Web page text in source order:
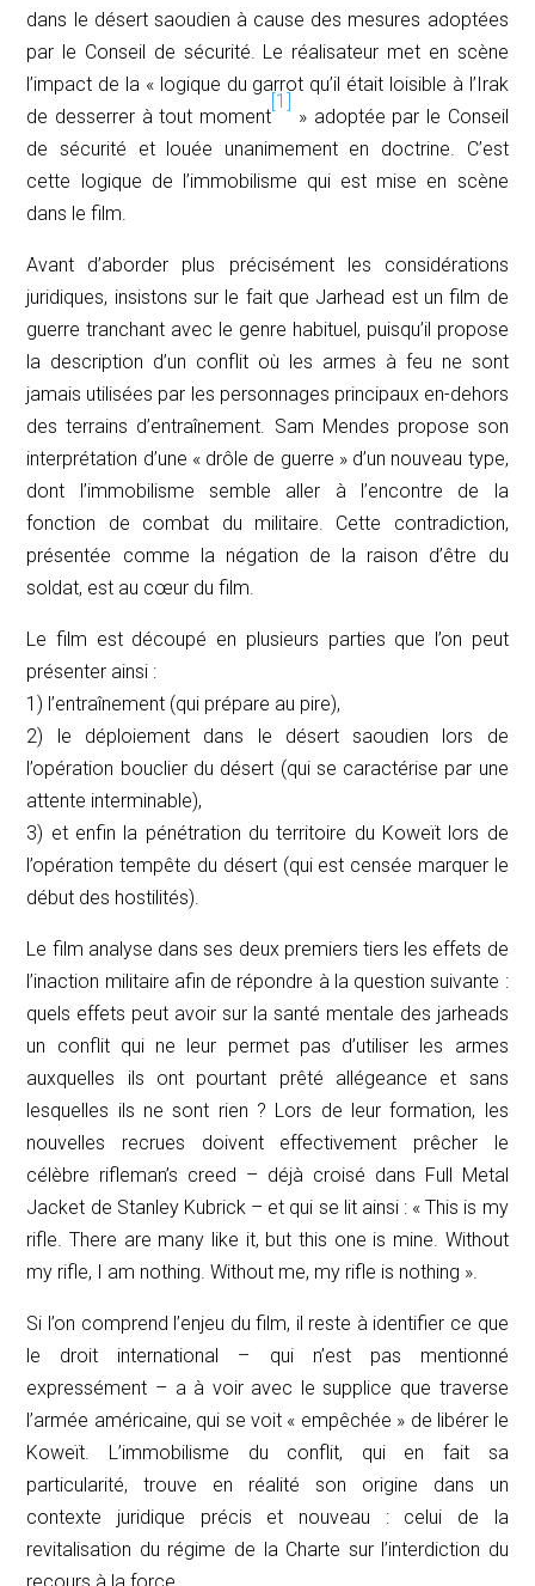
dans le désert saoudien à cause des mesures adoptées
par le Conseil de sécurité. Le réalisateur met en scène
l’impact de la « logique du garrot qu’il était loisible à l’Irak
de desserrer à tout moment
[1]
» adoptée par le Conseil
de sécurité et louée unanimement en doctrine. C’est
cette logique de l’immobilisme qui est mise en scène
dans le film.
Avant d’aborder plus précisément les considérations
juridiques, insistons sur le fait que Jarhead est un film de
guerre tranchant avec le genre habituel, puisqu’il propose
la description d’un conflit où les armes à feu ne sont
jamais utilisées par les personnages principaux en-dehors
des terrains d’entraînement. Sam Mendes propose son
interprétation d’une « drôle de guerre » d’un nouveau type,
dont l’immobilisme semble aller à l’encontre de la
fonction de combat du militaire. Cette contradiction,
présentée comme la négation de la raison d’être du
soldat, est au cœur du film.
Le film est découpé en plusieurs parties que l’on peut
présenter ainsi :
1) l’entraînement (qui prépare au pire),
2) le déploiement dans le désert saoudien lors de
l’opération bouclier du désert (qui se caractérise par une
attente interminable),
3) et enfin la pénétration du territoire du Koweït lors de
l’opération tempête du désert (qui est censée marquer le
début des hostilités).
Le film analyse dans ses deux premiers tiers les effets de
l’inaction militaire afin de répondre à la question suivante :
quels effets peut avoir sur la santé mentale des jarheads
un conflit qui ne leur permet pas d’utiliser les armes
auxquelles ils ont pourtant prêté allégeance et sans
lesquelles ils ne sont rien ? Lors de leur formation, les
nouvelles recrues doivent effectivement prêcher le
célèbre rifleman’s creed – déjà croisé dans Full Metal
Jacket de Stanley Kubrick – et qui se lit ainsi : «This is my
rifle. There are many like it, but this one is mine. Without
my rifle, I am nothing. Without me, my rifle is nothing ».
Si l’on comprend l’enjeu du film, il reste à identifier ce que
le droit international – qui n’est pas mentionné
expressément – a à voir avec le supplice que traverse
l’armée américaine, qui se voit « empêchée » de libérer le
Koweït. L’immobilisme du conflit, qui en fait sa
particularité, trouve en réalité son origine dans un
contexte juridique précis et nouveau : celui de la
revitalisation du régime de la Charte sur l’interdiction du
recours à la force.